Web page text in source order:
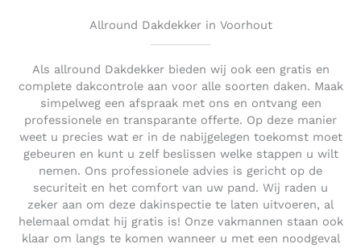
Allround Dakdekker in Voorhout
Als allround Dakdekker bieden wij ook een gratis en
complete dakcontrole aan voor alle soorten daken. Maak
simpelweg een afspraak met ons en ontvang een
professionele en transparante offerte. Op deze manier
weet u precies wat er in de nabijgelegen toekomst moet
gebeuren en kunt u zelf beslissen welke stappen u wilt
nemen. Ons professionele advies is gericht op de
securiteit en het comfort van uw pand. Wij raden u
zeker aan om deze dakinspectie te laten uitvoeren, al
helemaal omdat hij gratis is! Onze vakmannen staan ook
klaar om langs te komen wanneer u met een noodgeval